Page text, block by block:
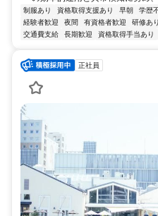
制服あり 資格取得支援あり 早朝 学歴
経験者歓迎
夜間 有資格者歓迎 研修あり
交通費支給
長期歓迎 資格取得手当あり
正社員